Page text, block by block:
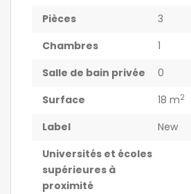
Pièces
3
Chambres
1
Salle de bain privée
0
Surface
18 m2
Label
New
Universités et écoles
supérieures à
proximité